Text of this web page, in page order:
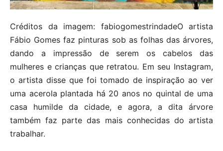
Créditos da imagem: fabiogomestrindadeO artista
Fábio Gomes faz pinturas sob as folhas das árvores,
dando a impressão de serem os cabelos das
mulheres e crianças que retratou. Em seu Instagram,
o artista disse que foi tomado de inspiração ao ver
uma acerola plantada há 20 anos no quintal de uma
casa humilde da cidade, e agora, a dita árvore
também faz parte das mais conhecidas do artista
trabalhar.